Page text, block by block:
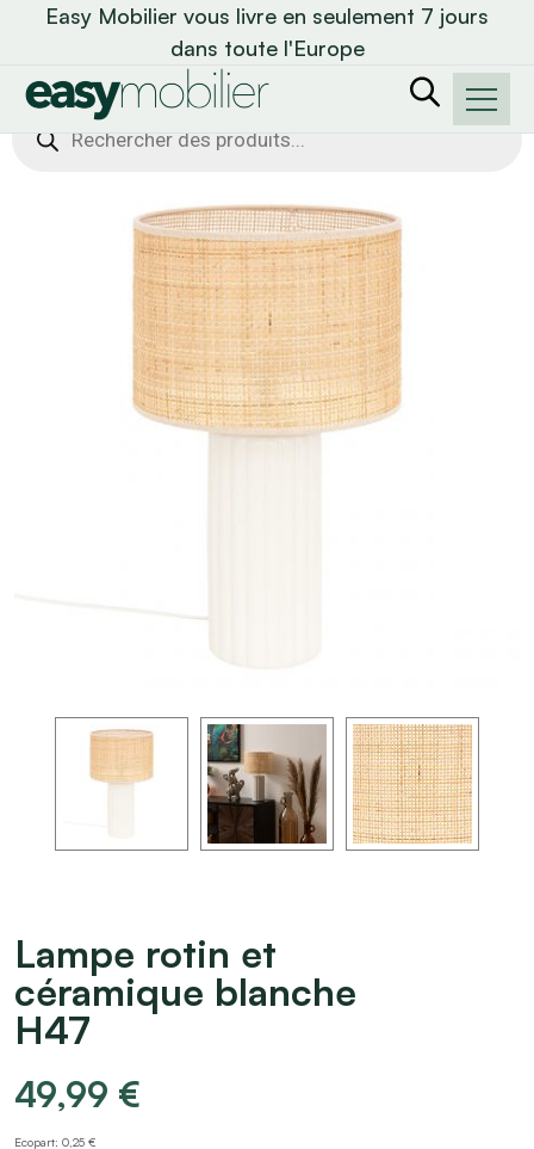
Easy Mobilier vous livre en seulement 7 jours
dans toute l'Europe
Recherche
de
Lampe rotin et
céramique blanche
H47
49,99 €
Ecopart: 0,25 €